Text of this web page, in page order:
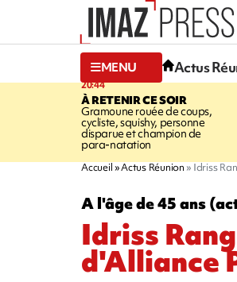
MENU Actus
20:44
À RETENIR CE SOIR
Gramoune rouée de coups,
cycliste, squishy, personne
disparue et champion de
para-natation
Accueil Actus Réunion Idriss
A l'âge de 45 ans
Idriss
d'Alliance